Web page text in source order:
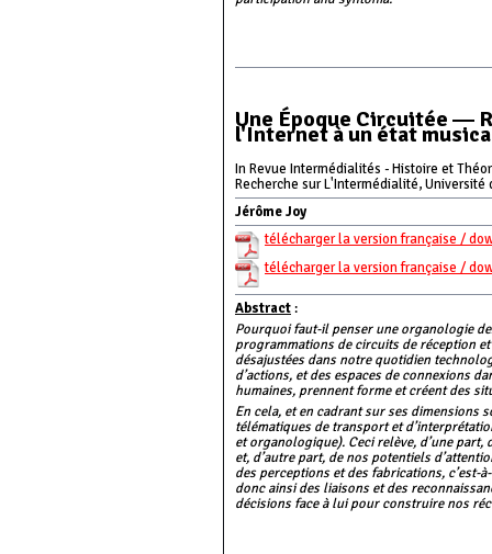
Une Époque Circuitée ―
l'Internet à un état
In Revue Intermédialités - Histoire et
Recherche sur L'Intermédialité, Université
Jérôme Joy
télécharger la version française /
télécharger la version française /
Abstract:
Pourquoi faut-il penser une organologie
programmations de circuits de réception
désajustées dans notre quotidien
d’actions, et des espaces de connexions
humaines, prennent forme et créent des
En cela, et en cadrant sur ses dimensions
télématiques de transport et
et organologique). Ceci relève, d’une
et, d’autre part, de nos potentiels
des perceptions et des fabrications, c’est-
donc ainsi des liaisons et des
décisions face à lui pour construire nos